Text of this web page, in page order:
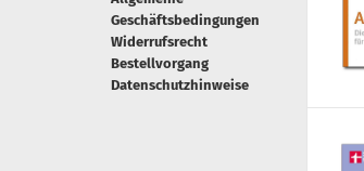
Geschäftsbedingungen
Widerrufsrecht
Bestellvorgang
Datenschutzhinweise